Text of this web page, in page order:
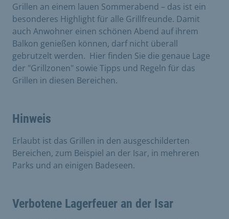
Grillen an einem lauen Sommerabend – das ist ein
besonderes Highlight für alle Grillfreunde. Damit
auch Anwohner einen schönen Abend auf ihrem
Balkon genießen können, darf nicht überall
gebrutzelt werden. Hier finden Sie die genaue Lage
der "Grillzonen" sowie Tipps und Regeln für das
Grillen in diesen Bereichen.
Hinweis
Erlaubt ist das Grillen in den ausgeschilderten
Bereichen, zum Beispiel an der Isar, in mehreren
Parks und an einigen Badeseen.
Verbotene Lagerfeuer an der Isar